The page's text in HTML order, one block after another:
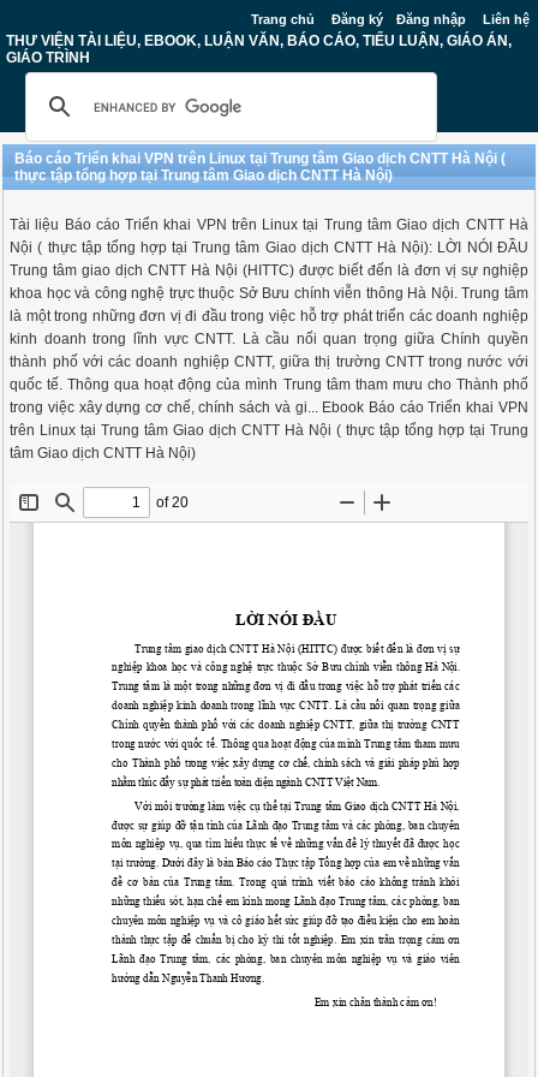
Trang chủ Đăng ký Đăng nhập Liên hệ
THƯ VIỆN TÀI LIỆU, EBOOK, LUẬN VĂN, BÁO CÁO, TIỂU LUẬN, GIÁO ÁN,
GIÁO TRÌNH
Báo cáo Triển khai VPN trên Linux tại Trung tâm Giao dịch CNTT Hà Nội (
thực tập tổng hợp tại Trung tâm Giao dịch CNTT Hà Nội)
Tài liệu Báo cáo Triển khai VPN trên Linux tại Trung tâm Giao dịch CNTT Hà
Nội ( thực tập tổng hợp tại Trung tâm Giao dịch CNTT Hà Nội): LỜI NÓI ĐẦU
Trung tâm giao dịch CNTT Hà Nội (HITTC) được biết đến là đơn vị sự nghiệp
khoa học và công nghệ trực thuộc Sở Bưu chính viễn thông Hà Nội. Trung tâm
là một trong những đơn vị đi đầu trong việc hỗ trợ phát triển các doanh nghiệp
kinh doanh trong lĩnh vực CNTT. Là cầu nối quan trọng giữa Chính quyền
thành phố với các doanh nghiệp CNTT, giữa thị trường CNTT trong nước với
quốc tế. Thông qua hoạt động của mình Trung tâm tham mưu cho Thành phố
trong việc xây dựng cơ chế, chính sách và gi... Ebook Báo cáo Triển khai VPN
trên Linux tại Trung tâm Giao dịch CNTT Hà Nội ( thực tập tổng hợp tại Trung
tâm Giao dịch CNTT Hà Nội)